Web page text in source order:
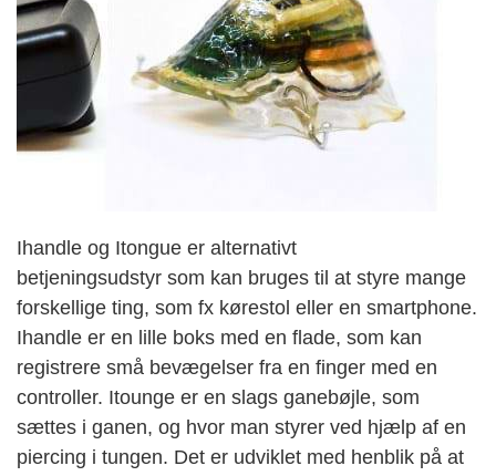
Ihandle og Itongue er alternativt
betjeningsudstyr som kan bruges til at styre mange
forskellige ting, som fx kørestol eller en smartphone.
Ihandle er en lille boks med en flade, som kan
registrere små bevægelser fra en finger med en
controller. Itounge er en slags ganebøjle, som
sættes i ganen, og hvor man styrer ved hjælp af en
piercing i tungen. Det er udviklet med henblik på at